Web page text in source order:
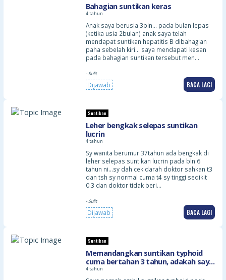
Bahagian suntikan keras
4 tahun
Anak saya berusia 3bln… pada bulan lepas
(ketika usia 2bulan) anak saya telah
mendapat suntikan hepatitis B dibahagian
paha sebelah kiri… saya mendapati kesan
pada bahagian suntikan tersebut men…
- Sulit
Dijawab BACA LAGI
Suntikan
Leher bengkak selepas suntikan
lucrin
4 tahun
Sy wanita berumur 37tahun ada bengkak di
leher selepas suntikan lucrin pada bln 6
tahun ni…sy dah cek darah doktor sahkan t3
dan tsh sy normal cuma t4 sy tinggi sedikit
0.3 dan doktor tidak beri…
- Sulit
Dijawab BACA LAGI
Suntikan
Memandangkan suntikan typhoid
cuma bertahan 3 tahun, adakah saya
perlu betul-betul tunggu tiga tahun
4 tahun